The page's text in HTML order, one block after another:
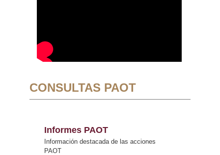
CONSULTAS PAOT
Informes PAOT
Información destacada de las acciones
PAOT